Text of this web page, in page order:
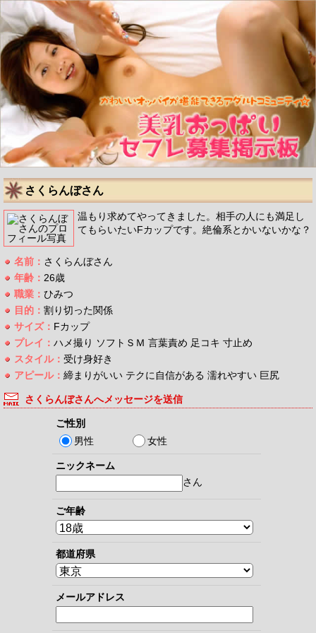
さくらんぼさん
温もり求めてやってきました。相手の人にも満足し
てもらいたいFカップです。絶倫系とかいないかな？
名前： さくらんぼさん
年齢： 26歳
職業： ひみつ
目的： 割り切った関係
サイズ： Fカップ
プレイ： ハメ撮り ソフトＳＭ 言葉責め 足コキ 寸止め
スタイル： 受け身好き
アピール： 締まりがいい テクに自信がある 濡れやすい 巨尻
さくらんぼさんへメッセージを送信